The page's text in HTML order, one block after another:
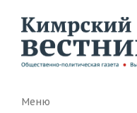
Menu
Меню